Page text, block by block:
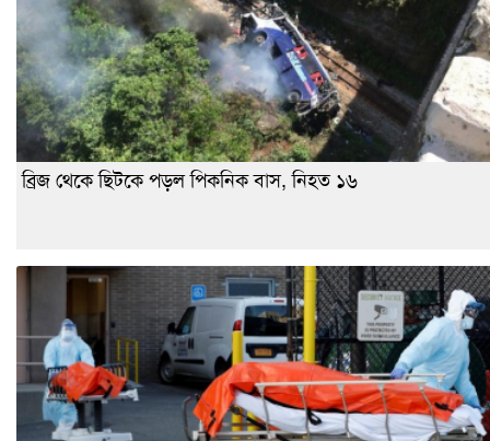
ব্রিজ থেকে ছিটকে পড়ল পিকনিক বাস, নিহত ১৬